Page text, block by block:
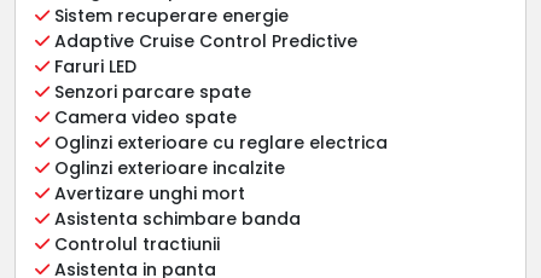
Sistem recuperare energie
Adaptive Cruise Control Predictive
Faruri LED
Senzori parcare spate
Camera video spate
Oglinzi exterioare cu reglare electrica
Oglinzi exterioare incalzite
Avertizare unghi mort
Asistenta schimbare banda
Controlul tractiunii
Asistenta in panta